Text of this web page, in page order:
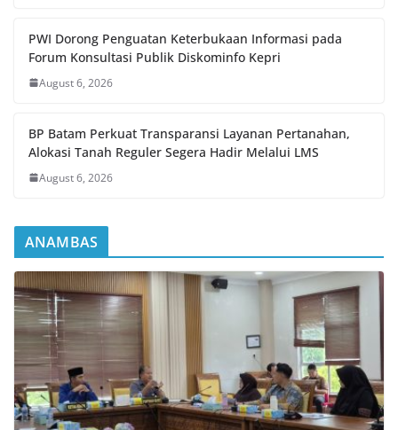
PWI Dorong Penguatan Keterbukaan Informasi pada
Forum Konsultasi Publik Diskominfo Kepri
August 6, 2026
BP Batam Perkuat Transparansi Layanan Pertanahan,
Alokasi Tanah Reguler Segera Hadir Melalui LMS
August 6, 2026
ANAMBAS